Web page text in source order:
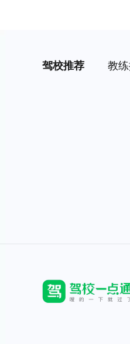
驾校推荐 教